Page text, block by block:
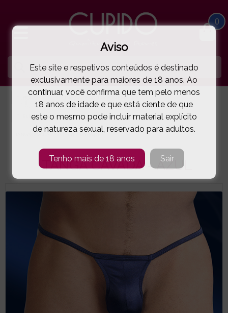
0
LINGERIE E ROUPA HOMEM
SLIPS | TANGAS | BOXERS SVENJOYMENT
TANGA CAVADA - AZUL
Aviso
Este site e respetivos conteúdos é destinado
exclusivamente para maiores de 18 anos. Ao
continuar, você confirma que tem pelo menos
18 anos de idade e que está ciente de que
este o mesmo pode incluir material explícito
de natureza sexual, reservado para adultos.
Tenho mais de 18 anos Sair